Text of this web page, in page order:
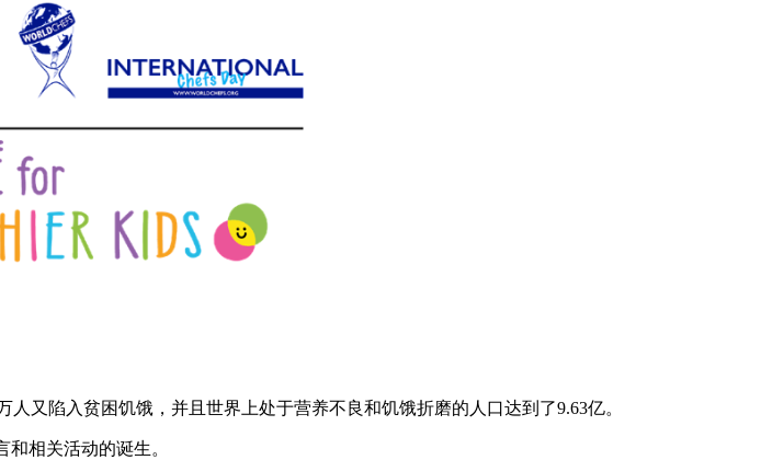
又陷入贫困饥饿，并且世界上处于营养不良和饥饿折磨的人口达到了9.63亿。
相关活动的诞生。